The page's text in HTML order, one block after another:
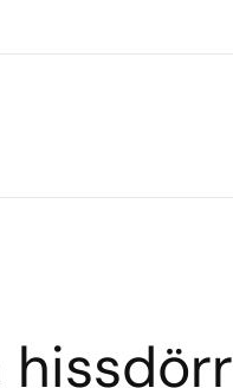
hissdörr